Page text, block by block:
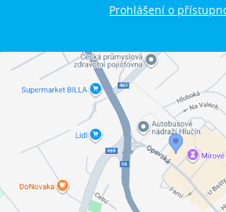
Prohlášení o